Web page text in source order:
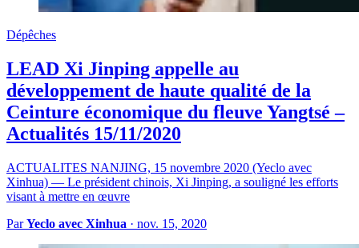
Dépêches
LEAD Xi Jinping appelle au
développement de haute qualité de la
Ceinture économique du fleuve Yangtsé –
Actualités 15/11/2020
ACTUALITES NANJING, 15 novembre 2020 (Yeclo avec
Xinhua) — Le président chinois, Xi Jinping, a souligné les efforts
visant à mettre en œuvre
ParYeclo avec Xinhua · nov. 15, 2020